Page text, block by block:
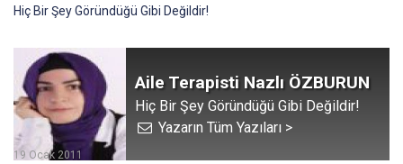
Hiç Bir Şey Göründüğü Gibi Değildir!
Aile Terapisti Nazlı ÖZBURUN
Hiç Bir Şey Göründüğü Gibi Değildir!
Yazarın Tüm Yazıları >
19 Ocak 2011